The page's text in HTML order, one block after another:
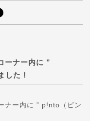
ーナー内に ”
した！
ナー内に ” p!nto（ピン